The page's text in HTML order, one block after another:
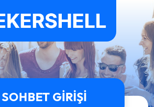
SOHBET GIRIŞI